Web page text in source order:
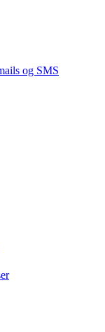
og SMS